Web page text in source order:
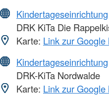
Kindertageseinrichtung
DRK KiTa Die
Karte: Link zur
Kindertageseinrichtung
DRK-KiTa Nordwalde
Karte: Link zur